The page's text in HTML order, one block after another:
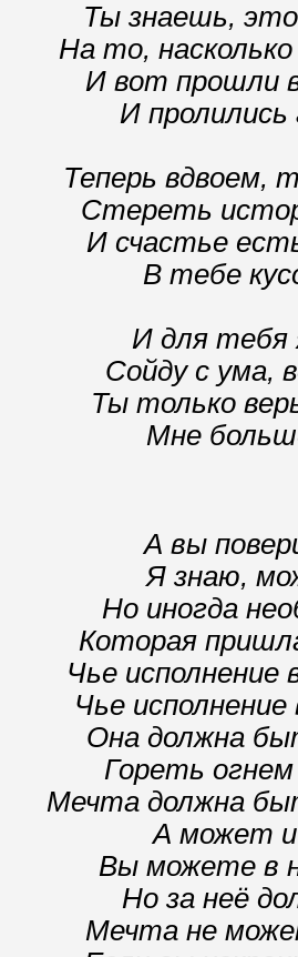
Ты знаешь,
На то,
И вот прошли
И пролились
Теперь вдвоем,
Стереть
И счастье
В тебе
И для
Сойду с ума,
Ты только
Мне
А вы
Я знаю,
Но иногда
Которая
Чье
Чье
Она должна
Гореть огнем
Мечта должна
А может и
Вы можете в
Но за неё
Мечта не